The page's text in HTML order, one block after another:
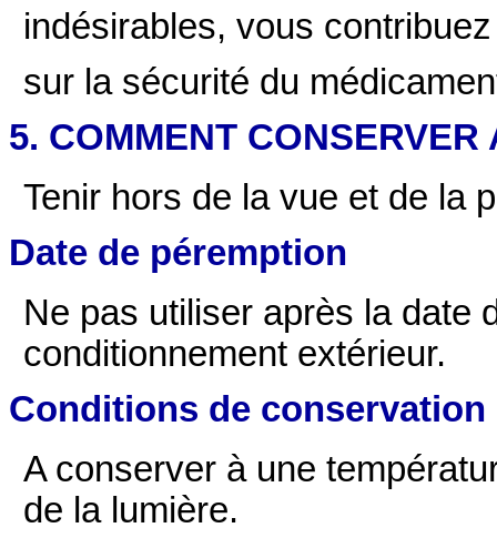
indésirables, vous
sur la sécurité du
5. COMMENT
Tenir hors de la vue et de la
Date de péremption
Ne pas utiliser après la date
conditionnement extérieur.
Conditions de conservation
A conserver à une
de la lumière.